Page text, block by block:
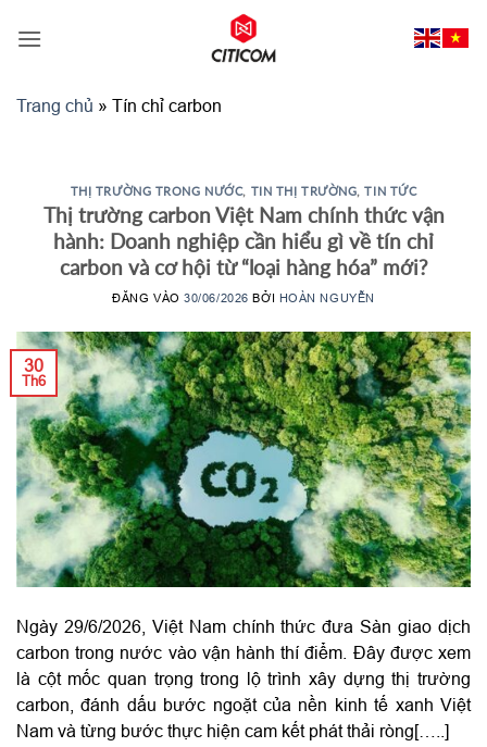
qua
Trang chủ » Tín chỉ carbon
THỊ TRƯỜNG TRONG NƯỚC, TIN THỊ TRƯỜNG,TIN TỨC
Thị trường carbon Việt Nam chính thức vận
hành: Doanh nghiệp cần hiểu gì về tín chỉ
carbon và cơ hội từ “loại hàng hóa” mới?
ĐĂNG VÀO30/06/2026 BỞI HOÀN NGUYỄN
30
Th6
Ngày 29/6/2026, Việt Nam chính thức đưa Sàn giao dịch
carbon trong nước vào vận hành thí điểm. Đây được xem
là cột mốc quan trọng trong lộ trình xây dựng thị trường
carbon, đánh dấu bước ngoặt của nền kinh tế xanh Việt
Nam và từng bước thực hiện cam kết phát thải ròng[…..]